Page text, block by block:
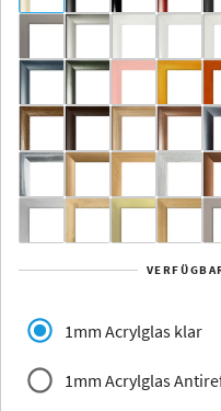
Rahmenloser
Aluminium
Yukon
1mm Acrylglas klar
1mm Acrylglas